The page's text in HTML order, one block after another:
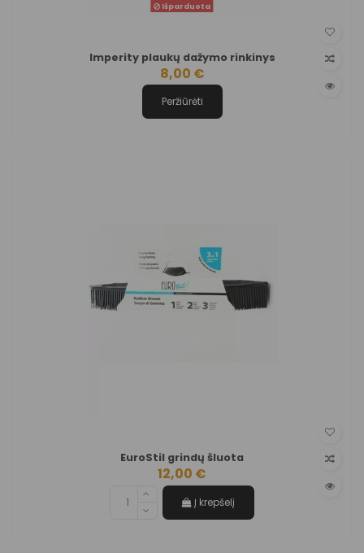
Išparduota
Imperity plaukų dažymo rinkinys
8,00 €
Peržiūrėti
EuroStil grindų šluota
12,00 €
Į krepšelį